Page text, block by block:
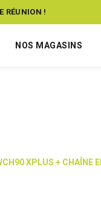
RÉUNION !
NOS MAGASINS
XPLUS + CHAÎNE